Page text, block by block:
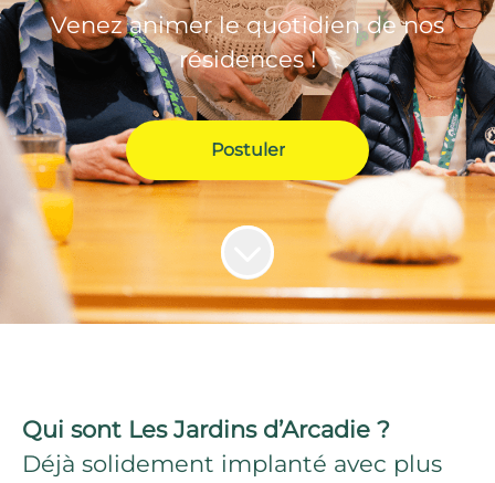
Venez animer le quotidien de nos
résidences !
Postuler
Qui sont Les Jardins d’Arcadie ?
Déjà solidement implanté avec plus